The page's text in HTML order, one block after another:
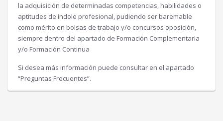
la adquisición de determinadas competencias, habilidades o
aptitudes de índole profesional, pudiendo ser baremable
como mérito en bolsas de trabajo y/o concursos oposición,
siempre dentro del apartado de Formación Complementaria
y/o Formación Continua
Si desea más información puede consultar en el apartado
“Preguntas Frecuentes”.